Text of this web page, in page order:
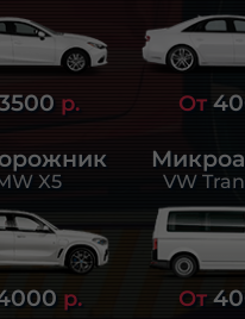
р. От
X5
р.
VW
От